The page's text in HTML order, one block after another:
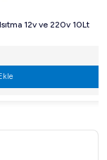
220v 10Lt